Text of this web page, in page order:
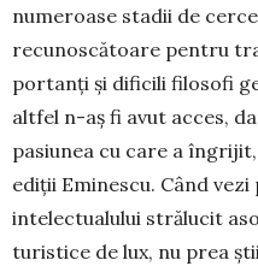
numeroase stadii de
recunoscătoare pen­tru
portanţi și dificili filosofi
altfel n-aș fi avut acces,
pasiunea cu care a
ediţii Eminescu. Când
intelectualului strălucit
turistice de lux, nu prea